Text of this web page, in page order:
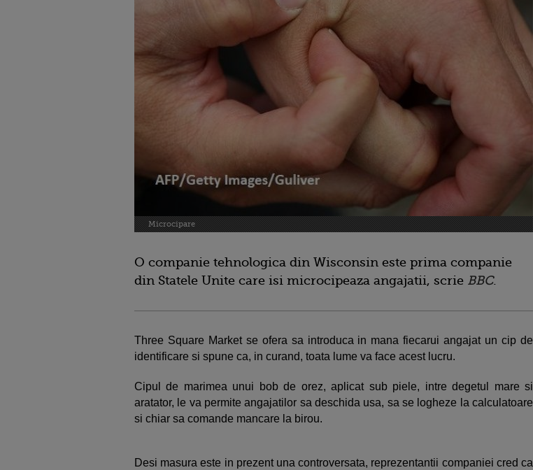
Microcipare
O companie tehnologica din Wisconsin este prima companie
din Statele Unite care isi microcipeaza angajatii, scrie BBC.
Three Square Market se ofera sa introduca in mana fiecarui angajat un cip de
identificare si spune ca, in curand, toata lume va face acest lucru.
Cipul de marimea unui bob de orez, aplicat sub piele, intre degetul mare si
aratator, le va permite angajatilor sa deschida usa, sa se logheze la calculatoare
si chiar sa comande mancare la birou.
Desi masura este in prezent una controversata, reprezentantii companiei cred ca